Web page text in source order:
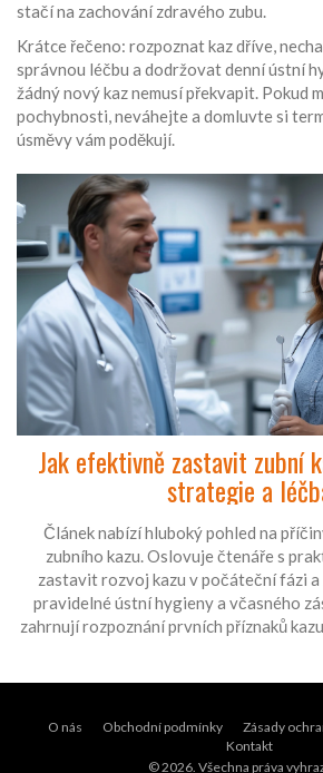
stačí na zachování zdravého zubu.
Krátce řečeno: rozpoznat kaz dříve,
správnou léčbu a dodržovat denní ústní
žádný nový kaz nemusí překvapit. Pokud
pochybnosti, neváhejte a domluvte si
úsměvy vám poděkují.
Jak efektivně zastavit zubní
strategie a
Článek nabízí hluboký pohled na
zubního kazu. Oslovuje čtenáře s
zastavit rozvoj kazu v počáteční fázi a
pravidelné ústní hygieny a včasného
zahrnují rozpoznání prvních příznaků
O nás Obchodní podmínky Zásady
Kontakt
© 2026. Všechna práva